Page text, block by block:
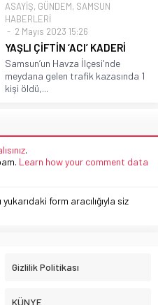
ASAYİŞ, GÜNDEM, SAMSUN
HABERLERİ
2 Mayıs 2023 15:26
YAŞLI ÇİFTİN ‘ACI’ KADERİ
Samsun’un Havza İlçesi'nde
meydana gelen trafik kazasında 1
kişi öldü,...
.
Learn how your comment data
form aracılığıyla siz
Gizlilik Politikası
KÜNYE